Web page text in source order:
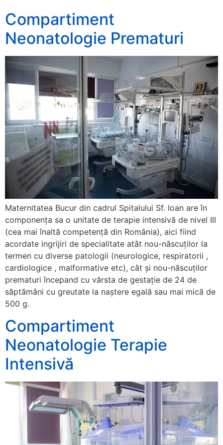
Compartiment
Neonatologie Prematuri
Maternitatea Bucur din cadrul Spitalului Sf. Ioan are în
componența sa o unitate de terapie intensivă de nivel III
(cea mai înaltă competență din România), aici fiind
acordate ingrijiri de specialitate atât nou-născuților la
termen cu diverse patologii (neurologice, respiratorii ,
cardiologice , malformative etc), cât și nou-născuților
prematuri începand cu vârsta de gestație de 24 de
săptămâni cu greutate la naștere egală sau mai mică de
500 g.
Compartiment
Neonatologie Terapie
Intensivă